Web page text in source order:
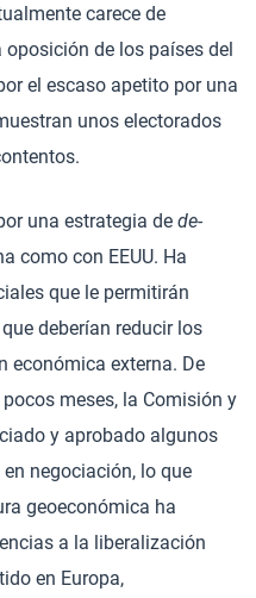
carece de
de los países del
el escaso apetito por una
unos electorados
una estrategia de de-
como con EEUU. Ha
que le permitirán
deberían reducir los
económica externa. De
meses, la Comisión y
y aprobado algunos
negociación, lo que
geoeconómica ha
a la liberalización
en Europa,